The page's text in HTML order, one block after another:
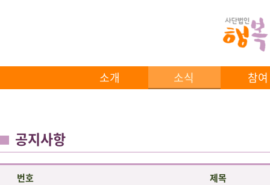
소개 소식 참여
공지사항
번호 제목